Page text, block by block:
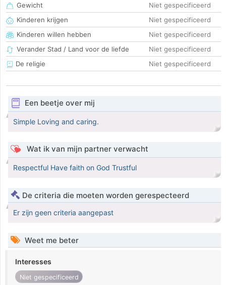
Gewicht
Niet gespecificeerd
Kinderen krijgen
Niet gespecificeerd
Kinderen willen hebben
Niet gespecificeerd
Verander Stad / Land voor de liefde
Niet gespecificeerd
De religie
Niet gespecificeerd
Een beetje over mij
Simple Loving and caring.
Wat ik van mijn partner verwacht
Respectful Have faith on God Trustful
De criteria die moeten worden gerespecteerd
Er zijn geen criteria aangepast
Weet me beter
Interesses
Niet gespecificeerd